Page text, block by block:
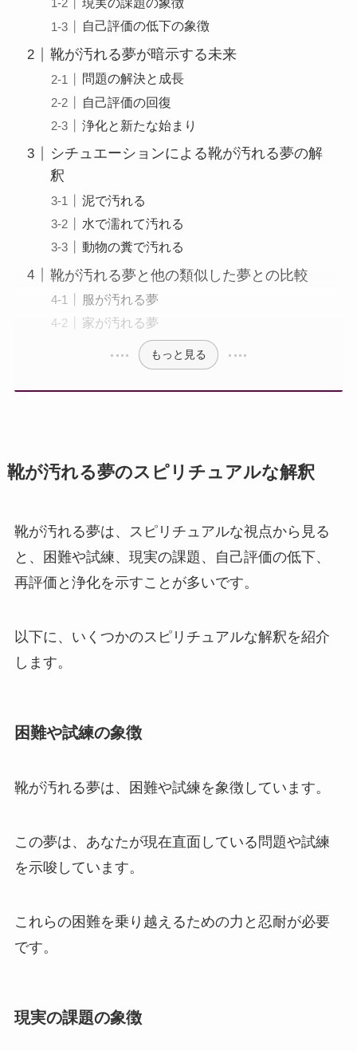
自己評価の低下の象徴
靴が汚れる夢が暗示する未来
問題の解決と成長
自己評価の回復
浄化と新たな始まり
シチュエーションによる靴が汚れる夢の解
釈
泥で汚れる
水で濡れて汚れる
動物の糞で汚れる
靴が汚れる夢と他の類似した夢との比較
服が汚れる夢
家が汚れる夢
もっと見る
靴が汚れる夢のスピリチュアルな解釈
靴が汚れる夢は、スピリチュアルな視点から見る
と、困難や試練、現実の課題、自己評価の低下、
再評価と浄化を示すことが多いです。
以下に、いくつかのスピリチュアルな解釈を紹介
します。
困難や試練の象徴
靴が汚れる夢は、困難や試練を象徴しています。
この夢は、あなたが現在直面している問題や試練
を示唆しています。
これらの困難を乗り越えるための力と忍耐が必要
です。
現実の課題の象徴